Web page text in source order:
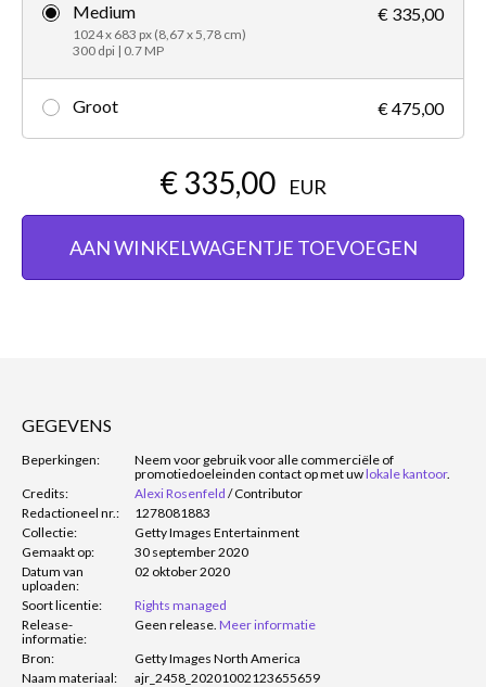
Medium
1024 x 683 px (8,67 x 5,78 cm)
300 dpi | 0.7 MP
€ 335,00
Groot € 475,00
€ 335,00 EUR
AAN WINKELWAGENTJE TOEVOEGEN
GEGEVENS
Beperkingen:
Neem voor gebruik voor alle commerciële of
promotiedoeleinden contact op met uwlokale kantoor.
Credits:
Alexi Rosenfeld /Contributor
Redactioneel nr.:
1278081883
Collectie:
Getty Images Entertainment
Gemaakt op:
30 september 2020
Datum van
uploaden:
02 oktober 2020
Soort licentie:
Rights managed
Release-
informatie:
Geen release. Meer informatie
Bron:
Getty Images North America
Naam materiaal:
ajr_2458_20201002123655659